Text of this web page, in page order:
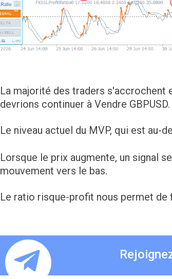
La majorité des traders s'accrochent
devrions continuer à Vendre GBPUSD.
Le niveau actuel du MVP, qui est au-
Lorsque le prix augmente, un signal
mouvement vers le bas.
Le ratio risque-profit nous permet